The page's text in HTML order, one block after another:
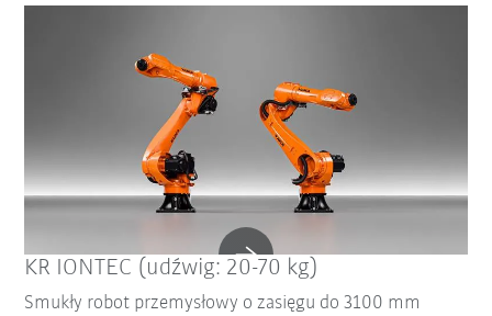
KR IONTEC (udźwig: 20-70 kg)
Smukły robot przemysłowy o zasięgu do 3100 mm